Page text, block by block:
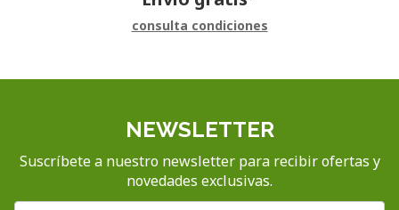
consulta condiciones
NEWSLETTER
Suscríbete a nuestro newsletter para recibir ofertas y
novedades exclusivas.